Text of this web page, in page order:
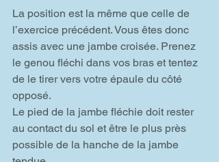
La position est la même que celle de
l’exercice précédent. Vous êtes donc
assis avec une jambe croisée. Prenez
le genou fléchi dans vos bras et tentez
de le tirer vers votre épaule du côté
opposé.
Le pied de la jambe fléchie doit rester
au contact du sol et être le plus près
possible de la hanche de la jambe